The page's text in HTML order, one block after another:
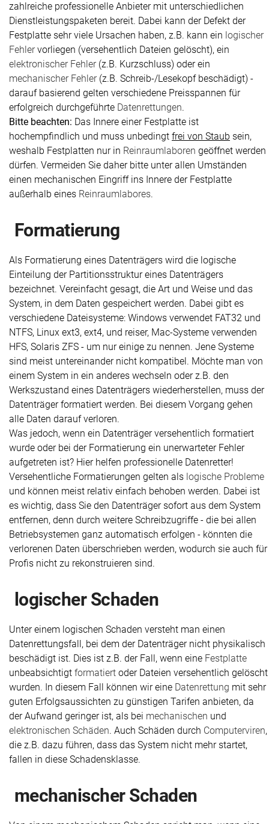
zahlreiche professionelle Anbieter mit unterschiedlichen
Dienstleistungspaketen bereit. Dabei kann der Defekt der
Festplatte sehr viele Ursachen haben, z.B. kann ein logischer
Fehlervorliegen (versehentlich Dateien gelöscht), ein
elektronischer Fehler(z.B. Kurzschluss) oder ein
mechanischer Fehler(z.B. Schreib-/Lesekopf beschädigt) -
darauf basierend gelten verschiedene Preisspannen für
erfolgreich durchgeführte Datenrettungen.
Bitte beachten: Das Innere einer Festplatte ist
hochempfindlich und muss unbedingt frei von Staub sein,
weshalb Festplatten nur in Reinraumlaboren geöffnet werden
dürfen. Vermeiden Sie daher bitte unter allen Umständen
einen mechanischen Eingriff ins Innere der Festplatte
außerhalb eines Reinraumlabores.
Formatierung
Als Formatierung eines Datenträgers wird die logische
Einteilung der Partitionsstruktur eines Datenträgers
bezeichnet. Vereinfacht gesagt, die Art und Weise und das
System, in dem Daten gespeichert werden. Dabei gibt es
verschiedene Dateisysteme: Windows verwendet FAT32 und
NTFS, Linux ext3, ext4, und reiser, Mac-Systeme verwenden
HFS, Solaris ZFS - um nur einige zu nennen. Jene Systeme
sind meist untereinander nicht kompatibel. Möchte man von
einem System in ein anderes wechseln oder z.B. den
Werkszustand eines Datenträgers wiederherstellen, muss der
Datenträger formatiert werden. Bei diesem Vorgang gehen
alle Daten darauf verloren.
Was jedoch, wenn ein Datenträger versehentlich formatiert
wurde oder bei der Formatierung ein unerwarteter Fehler
aufgetreten ist? Hier helfen professionelle Datenretter!
Versehentliche Formatierungen gelten als logische Probleme
und können meist relativ einfach behoben werden. Dabei ist
es wichtig, dass Sie den Datenträger sofort aus dem System
entfernen, denn durch weitere Schreibzugriffe - die bei allen
Betriebsystemen ganz automatisch erfolgen - könnten die
verlorenen Daten überschrieben werden, wodurch sie auch für
Profis nicht zu rekonstruieren sind.
logischer Schaden
Unter einem logischen Schaden versteht man einen
Datenrettungsfall, bei dem der Datenträger nicht physikalisch
beschädigt ist. Dies ist z.B. der Fall, wenn eine Festplatte
unbeabsichtigt formatiert oder Dateien versehentlich gelöscht
wurden. In diesem Fall können wir eine Datenrettung mit sehr
guten Erfolgsaussichten zu günstigen Tarifen anbieten, da
der Aufwand geringer ist, als bei mechanischen und
elektronischen Schäden. Auch Schäden durch Computerviren,
die z.B. dazu führen, dass das System nicht mehr startet,
fallen in diese Schadensklasse.
mechanischer Schaden